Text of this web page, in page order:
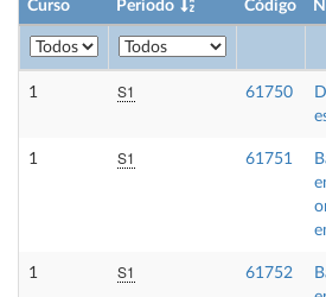
Curso Periodo Código
1 S1 61750
1 S1 61751
1 S1 61752